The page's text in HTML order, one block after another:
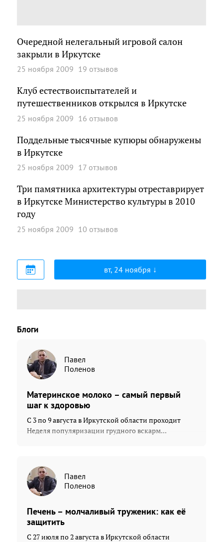
Очередной нелегальный игровой салон
закрыли в Иркутске
25 ноября 2009 19 отзывов
Клуб естествоиспытателей и
путешественников открылся в Иркутске
25 ноября 2009 16 отзывов
Поддельные тысячные купюры обнаружены
в Иркутске
25 ноября 2009 17 отзывов
Три памятника архитектуры отреставрирует
в Иркутске Министерство культуры в 2010
году
25 ноября 2009 10 отзывов
вт, 24 ноября
Блоги
Павел
Поленов
Материнское молоко – самый первый
шаг к здоровью
С 3 по 9 августа в Иркутской области проходит
Неделя популяризации грудного вскарм...
Павел
Поленов
Печень – молчаливый труженик: как её
защитить
С 27 июля по 2 августа в Иркутской области